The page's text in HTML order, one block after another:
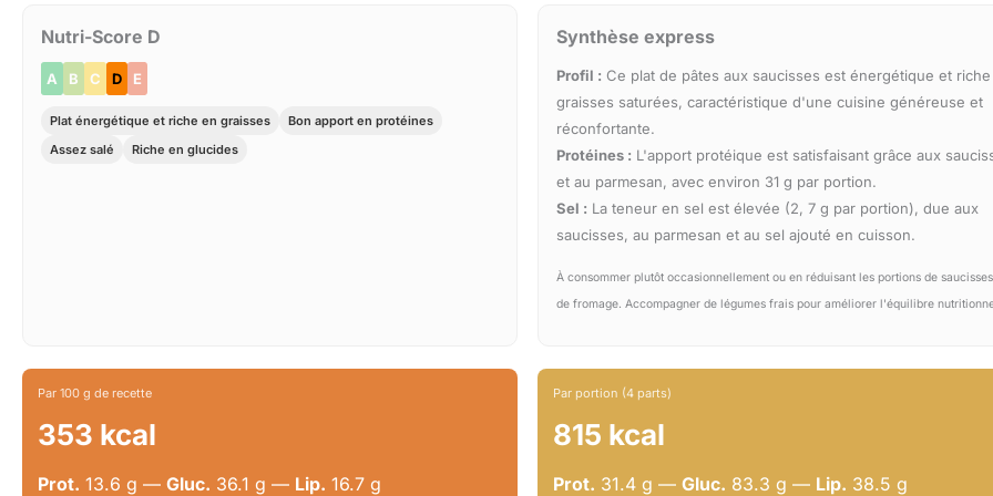
Nutri-Score D
A B C D E
Plat énergétique et riche en graisses
Bon apport en protéines
Assez salé
Riche en glucides
Synthèse express
Profil : Ce plat de pâtes aux saucisses est énergétique et
graisses saturées, caractéristique d'une cuisine généreuse et
réconfortante.
Protéines : L'apport protéique est satisfaisant grâce aux
et au parmesan, avec environ 31 g par portion.
Sel : La teneur en sel est élevée (2, 7 g par portion), due aux
saucisses, au parmesan et au sel ajouté en cuisson.
À consommer plutôt occasionnellement ou en réduisant les portions de
de fromage. Accompagner de légumes frais pour améliorer l'équilibre
Par 100 g de recette
353 kcal
Prot. 13.6 g — Gluc. 36.1 g — Lip. 16.7 g
Par portion (4 parts)
815 kcal
Prot. 31.4 g —Gluc. 83.3 g — Lip. 38.5 g